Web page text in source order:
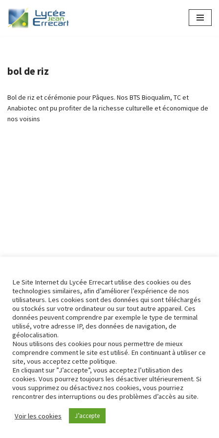
Aller
bol de riz
Bol de riz et cérémonie pour Pâques. Nos BTS Bioqualim, TC et
Anabiotec ont pu profiter de la richesse culturelle et économique de
nos voisins
Conformité RGPD
Le Site Internet du Lycée Errecart utilise des cookies ou des
technologies similaires, afin d’améliorer l’expérience de nos
utilisateurs. Les cookies sont des données qui sont téléchargés
ou stockés sur votre ordinateur ou sur tout autre appareil. Ces
données peuvent comprendre par exemple le type de terminal
utilisé, votre adresse IP, des données de navigation, de
géolocalisation.
Nous utilisons des cookies pour nous permettre de mieux
comprendre comment le site est utilisé. En continuant à utiliser ce
site, vous acceptez cette politique.
En cliquant sur ”J’accepte”, vous acceptez l’utilisation des
cookies. Vous pourrez toujours les désactiver ultérieurement. Si
vous supprimez ou désactivez nos cookies, vous pourriez
rencontrer des interruptions ou des problèmes d’accès au site.
Voir les cookies J’accepte